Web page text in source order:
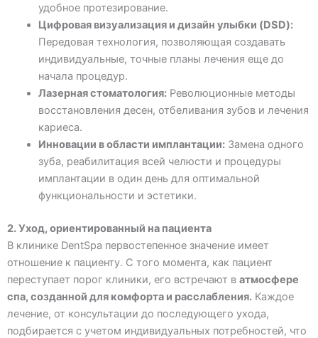
удобное протезирование.
Цифровая визуализация и дизайн улыбки (DSD):
Передовая технология, позволяющая создавать
индивидуальные, точные планы лечения еще до
начала процедур.
Лазерная стоматология:Революционные методы
восстановления десен, отбеливания зубов и лечения
кариеса.
Инновации в области имплантации:Замена одного
зуба, реабилитация всей челюсти и процедуры
имплантации в один день для оптимальной
функциональности и эстетики.
2. Уход, ориентированный на пациента
В клинике DentSpa первостепенное значение имеет
отношение к пациенту. С того момента, как пациент
переступает порог клиники, его встречают в атмосфере
спа, созданной для комфорта и расслабления. Каждое
лечение, от консультации до последующего ухода,
подбирается с учетом индивидуальных потребностей, что